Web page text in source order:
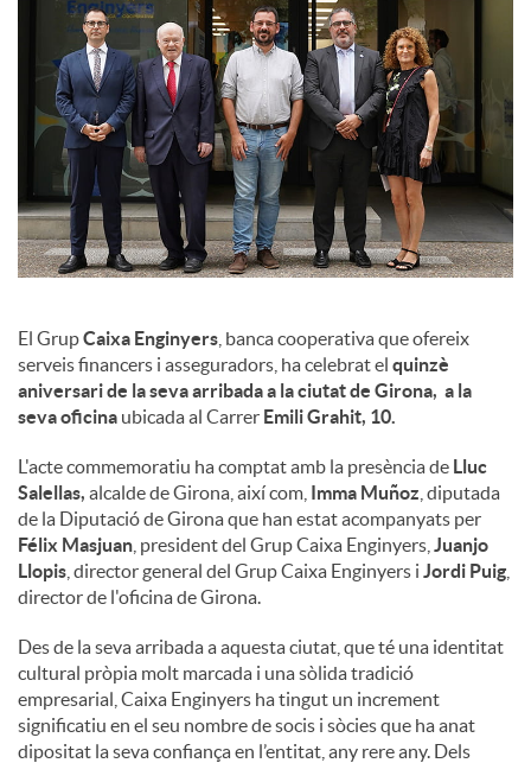
s
El GrupCaixa Enginyers , banca cooperativa que ofereix
serveis financers i asseguradors, ha celebrat el quinzè
aniversari de la seva arribada a la ciutat de Girona, a la
seva oficina ubicada al Carrer Emili Grahit, 10.
L'acte commemoratiu ha comptat amb la presència de Lluc
Salellas, alcalde de Girona, així com, Imma Muñoz , diputada
de la Diputació de Girona que han estat acompanyats per
Félix Masjuan , president del Grup Caixa Enginyers, Juanjo
Llopis , director general del Grup Caixa Enginyers i Jordi Puig
director de l'oficina de Girona.
Des de la seva arribada a aquesta ciutat, que té una identitat
cultural pròpia molt marcada i una sòlida tradició
empresarial, Caixa Enginyers ha tingut un increment
significatiu en el seu nombre de socis i sòcies que ha anat
dipositat la seva confiança en l’entitat, any rere any. Dels